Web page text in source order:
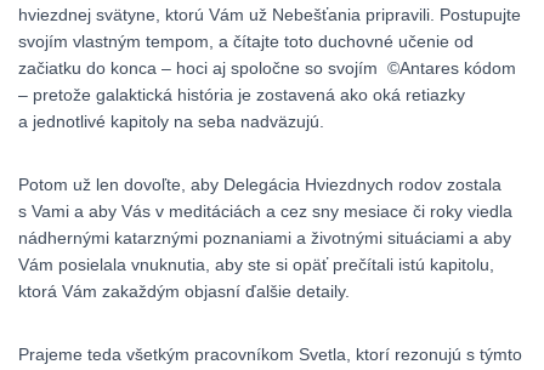
hviezdnej svätyne, ktorú Vám už Nebešťania pripravili. Postupujte
svojím vlastným tempom, a čítajte toto duchovné učenie od
začiatku do konca – hoci aj spoločne so svojím ©Antares kódom
– pretože galaktická história je zostavená ako oká retiazky
a jednotlivé kapitoly na seba nadväzujú.
Potom už len dovoľte, aby Delegácia Hviezdnych rodov zostala
s Vami a aby Vás v meditáciách a cez sny mesiace či roky viedla
nádhernými katarznými poznaniami a životnými situáciami a aby
Vám posielala vnuknutia, aby ste si opäť prečítali istú kapitolu,
ktorá Vám zakaždým objasní ďalšie detaily.
Prajeme teda všetkým pracovníkom Svetla, ktorí rezonujú s týmto